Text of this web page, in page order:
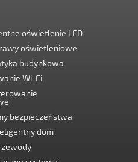
oświetlenie LED
oświetleniowe
budynkowa
Wi-Fi
bezpieczeństwa
dom